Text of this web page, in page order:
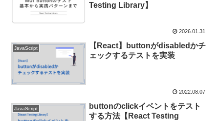
Testing Library】
2026.01.31
JavaScript
【React】buttonがdisabledかチ
ェックするテストを実装
2022.08.07
JavaScript
buttonのclickイベントをテスト
する方法【React Testing